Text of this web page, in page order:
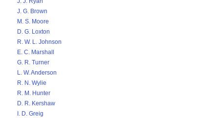
J. G. Brown
M. S. Moore
D. G. Loxton
R. W. L. Johnson
E. C. Marshall
G. R. Turner
L. W. Anderson
R. N. Wylie
R. M. Hunter
D. R. Kershaw
I. D. Greig